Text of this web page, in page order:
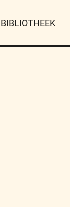
BIBLIOTHEEK